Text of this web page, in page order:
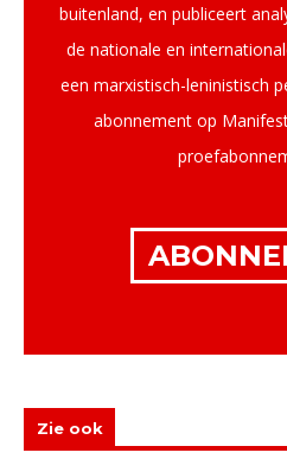
buitenland, en publiceert
de nationale en
een marxistisch-leninistisch
abonnement op
Zie ook